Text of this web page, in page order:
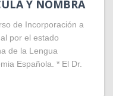
Y NOMBRA
de Incorporación a
por el estado
de la Lengua
Española. * El Dr.